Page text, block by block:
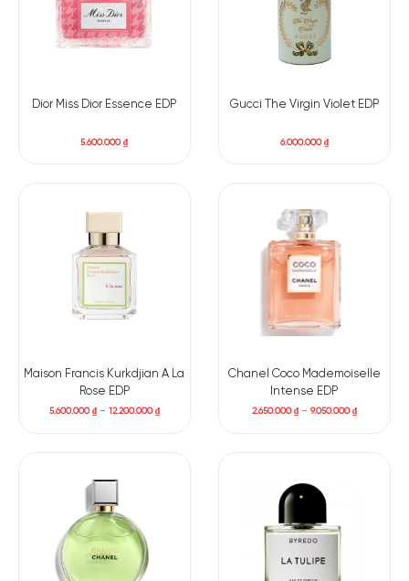
Dior Miss Dior Essence EDP
5.600.000₫
Gucci The Virgin Violet EDP
6.000.000₫
Maison Francis Kurkdjian A La
Rose EDP
5.600.000₫– 12.200.000₫
Chanel Coco Mademoiselle
Intense EDP
2.650.000₫– 9.050.000₫